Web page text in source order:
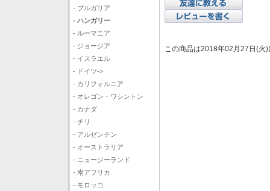
- ブルガリア
- ハンガリー
- ルーマニア
- ジョージア
- イスラエル
- ドイツ->
- カリフォルニア
- オレゴン・ワシントン
- カナダ
- チリ
- アルゼンチン
- オーストラリア
- ニュージーランド
- 南アフリカ
- モロッコ
この商品は2018年02月27日(火